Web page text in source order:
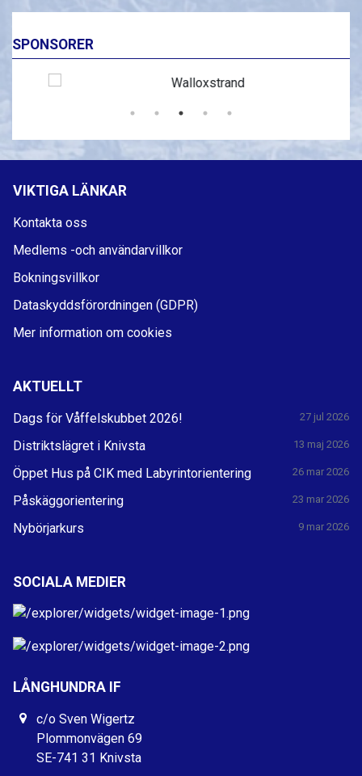
SPONSORER
VIKTIGA LÄNKAR
Kontakta oss
Medlems -och användarvillkor
Bokningsvillkor
Dataskyddsförordningen (GDPR)
Mer information om cookies
AKTUELLT
Dags för Våffelskubbet 2026! 27 jul 2026
Distriktslägret i Knivsta 13 maj 2026
Öppet Hus på CIK med Labyrintorientering 26 mar 2026
Påskäggorientering 23 mar 2026
Nybörjarkurs 9 mar 2026
SOCIALA MEDIER
LÅNGHUNDRA IF
c/o Sven Wigertz
Plommonvägen 69
SE-741 31 Knivsta